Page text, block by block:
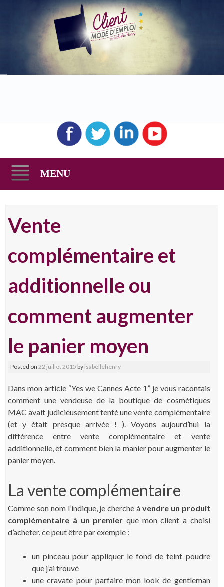
MENU
to
content
Vente
complémentaire et
additionnelle ou
comment augmenter
le panier moyen
Posted on22 juillet 2015 by isabellehenry
Dans mon article “Yes we Cannes Acte 1” je vous racontais
comment une vendeuse de la boutique de cosmétiques
MAC avait judicieusement tenté une vente complémentaire
(et y était presque arrivée ! ). Voyons aujourd’hui la
différence entre vente complémentaire et vente
additionnelle, et comment bien la manier pour augmenter le
panier moyen.
La vente complémentaire
Comme son nom l’indique, je cherche à vendre un produit
complémentaire à un premier que mon client a choisi
d’acheter. ce peut être par exemple :
un pinceau pour appliquer le fond de teint poudre
que j’ai trouvé
une cravate pour parfaire mon look de gentleman